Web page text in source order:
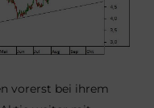
vorerst bei ihrem